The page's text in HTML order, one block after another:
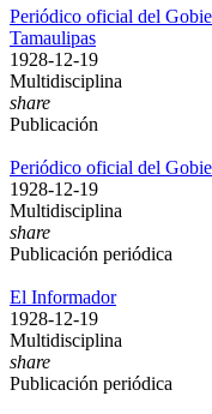
Periódico oficial del
Tamaulipas
1928-12-19
Multidisciplina
share
Publicación
Periódico oficial del
1928-12-19
Multidisciplina
share
Publicación periódica
El Informador
1928-12-19
Multidisciplina
share
Publicación periódica